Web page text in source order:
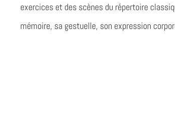
exercices et des scènes du répertoire
mémoire, sa gestuelle, son expression